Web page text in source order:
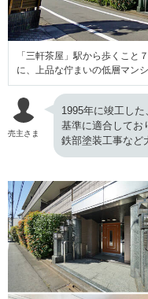
「三軒茶屋」駅から歩くこと
に、上品な佇まいの低層マン
売主さま
1995年に竣工し
基準に適合してお
鉄部塗装工事など